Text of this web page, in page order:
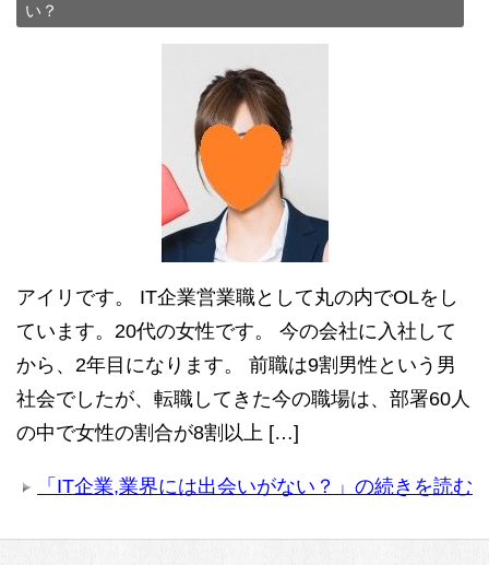
い？
アイリです。 IT企業営業職として丸の内でOLをし
ています。20代の女性です。 今の会社に入社して
から、2年目になります。 前職は9割男性という男
社会でしたが、転職してきた今の職場は、部署60人
の中で女性の割合が8割以上 […]
「IT企業,業界には出会いがない？」の続きを読む